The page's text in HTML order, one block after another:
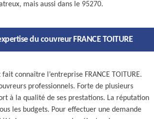
mais aussi dans le 95270.
du couvreur FRANCE TOITURE
connaître l’entreprise FRANCE TOITURE.
professionnels. Forte de plusieurs
à la qualité de ses prestations. La réputation
les budgets. Pour effectuer une demande